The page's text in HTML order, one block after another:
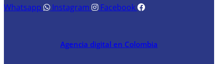
Whatsapp Instagram Facebook
Agencia digital en Colombia